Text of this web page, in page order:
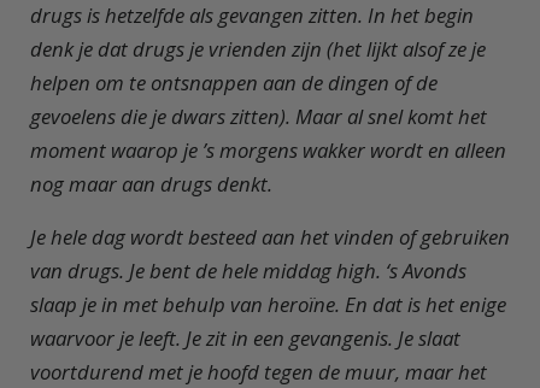
drugs is hetzelfde als gevangen zitten. In het begin
denk je dat drugs je vrienden zijn (het lijkt alsof ze je
helpen om te ontsnappen aan de dingen of de
gevoelens die je dwars zitten). Maar al snel komt het
moment waarop je ’s morgens wakker wordt en alleen
nog maar aan drugs denkt.
Je hele dag wordt besteed aan het vinden of gebruiken
van drugs. Je bent de hele middag high. ‘s Avonds
slaap je in met behulp van heroïne. En dat is het enige
waarvoor je leeft. Je zit in een gevangenis. Je slaat
voortdurend met je hoofd tegen de muur, maar het